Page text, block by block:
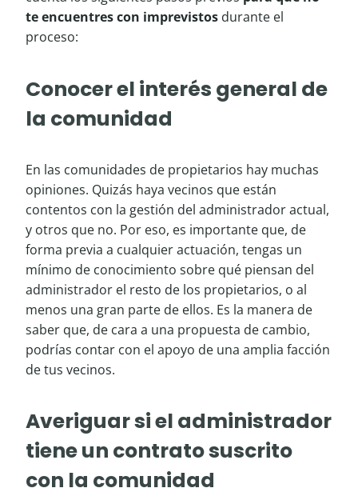
te encuentres con imprevistos durante el
proceso:
Conocer el interés general de
la comunidad
En las comunidades de propietarios hay muchas
opiniones. Quizás haya vecinos que están
contentos con la gestión del administrador actual,
y otros que no. Por eso, es importante que, de
forma previa a cualquier actuación, tengas un
mínimo de conocimiento sobre qué piensan del
administrador el resto de los propietarios, o al
menos una gran parte de ellos. Es la manera de
saber que, de cara a una propuesta de cambio,
podrías contar con el apoyo de una amplia facción
de tus vecinos.
Averiguar si el administrador
tiene un contrato suscrito
con la comunidad